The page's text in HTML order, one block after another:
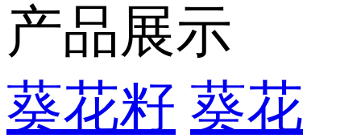
产品展示
葵花籽 葵花